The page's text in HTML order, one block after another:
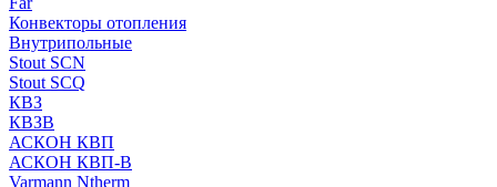
Конвекторы отопления
Внутрипольные
Stout SCN
Stout SCQ
КВЗ
КВЗВ
АСКОН КВП
АСКОН КВП-В
Varmann Ntherm